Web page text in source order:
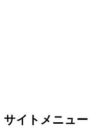
サイトメニュー